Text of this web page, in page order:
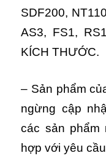
SDF200,
AS3, FS1,
KÍCH THƯỚC.
– Sản phẩm
ngừng cập
các sản phẩm
hợp với yêu